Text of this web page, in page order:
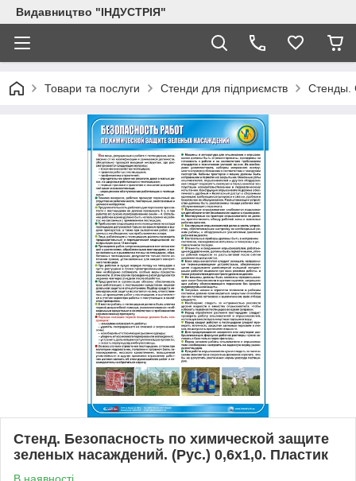
Видавництво "ІНДУСТРІЯ"
Товари та послуги Стенди для підприємств Стенды.
Стенд. Безопасность по химической защите
зеленых насаждений. (Рус.) 0,6х1,0. Пластик
В наявності